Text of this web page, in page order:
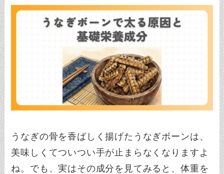
うなぎの骨を香ばしく揚げたうなぎボーンは、
美味しくてついつい手が止まらなくなりますよ
ね。でも、実はその成分を見てみると、体重を